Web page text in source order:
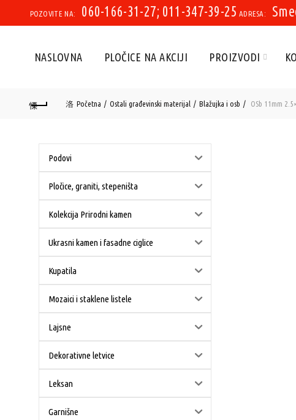
POZOVITE NA: 060-166-31-27; 011-347-39-25 ADRESA:
NASLOVNA PLOČICE NA AKCIJI PROIZVODI
Početna Ostali građevinski materijal Blažujka i osb OSb 11mm
Podovi
Pločice, graniti, stepeništa
Kolekcija Prirodni kamen
Ukrasni kamen i fasadne ciglice
Kupatila
Mozaici i staklene listele
Lajsne
Dekorativne letvice
Leksan
Garnišne